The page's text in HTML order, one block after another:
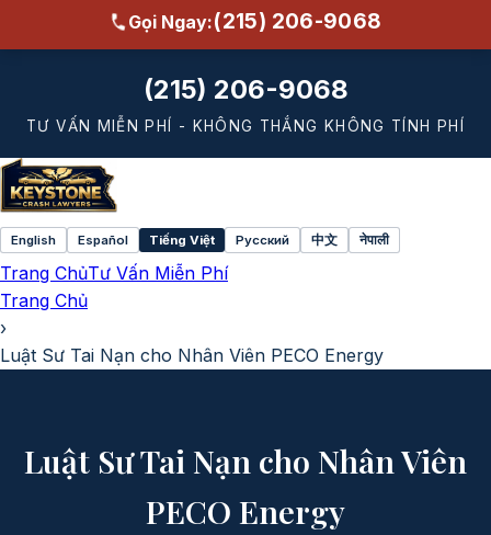
Gọi Ngay:(215) 206-9068
(215) 206-9068
TƯ VẤN MIỄN PHÍ - KHÔNG THẮNG KHÔNG TÍNH PHÍ
Select
language
English Español Tiếng Việt Русский 中文 नेपाली
Trang ChủTư Vấn Miễn Phí
Trang Chủ
›
Luật Sư Tai Nạn cho Nhân Viên PECO Energy
Luật Sư Tai Nạn cho Nhân Viên
PECO Energy